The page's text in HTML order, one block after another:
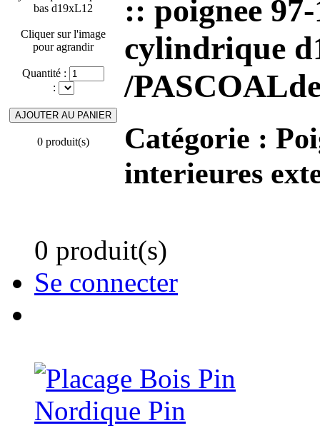
Cliquer sur l'image
pour agrandir
Quantité :
:
0 produit(s)
:: poignee
cylindrique
/
Catégorie :
interieures
0 produit(s)
Se connecter